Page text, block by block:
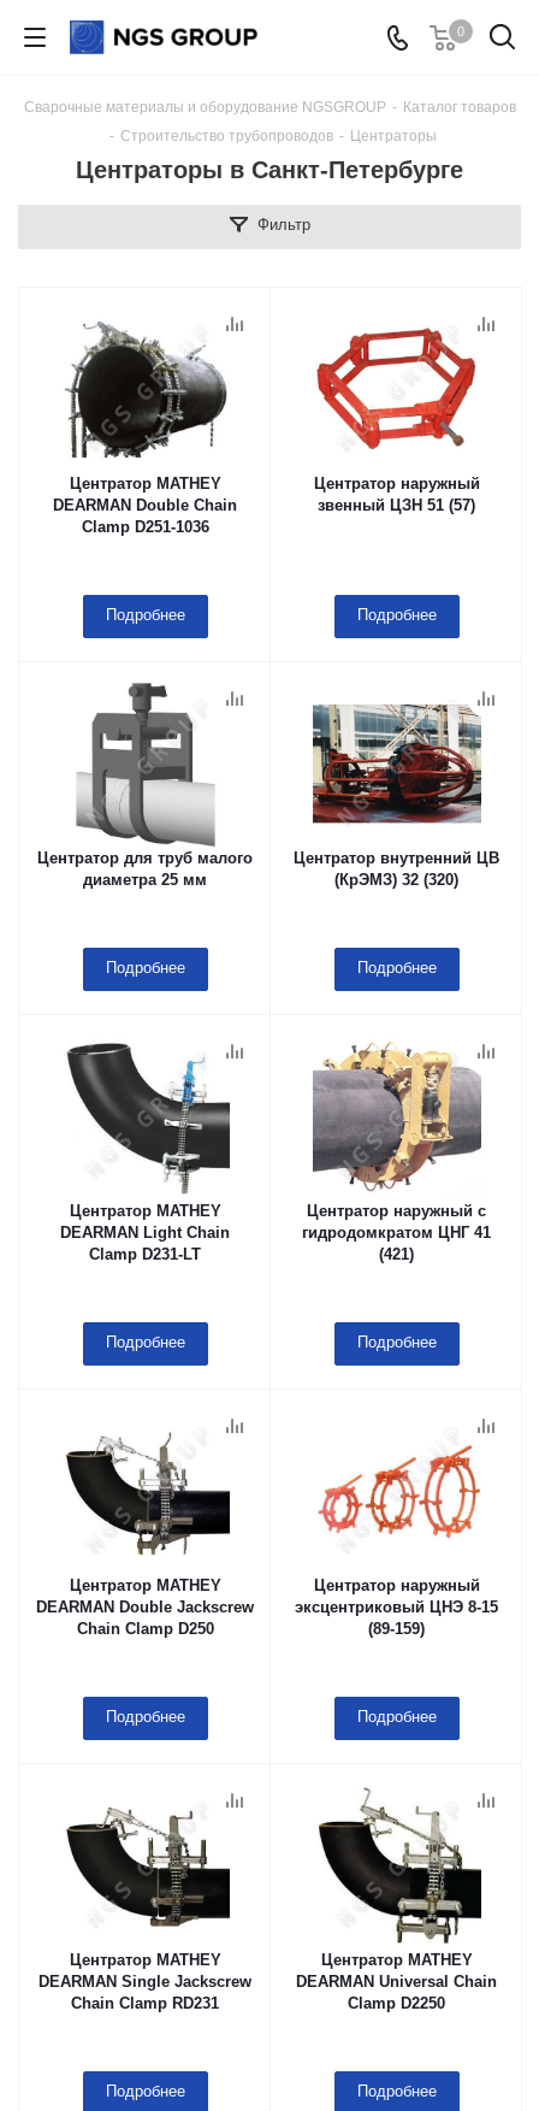
0
Сварочные материалы и оборудование NGSGROUP - Каталог товаров
- Строительство трубопроводов - Центраторы
Центраторы в Санкт-Петербурге
Фильтр
Центратор MATHEY
DEARMAN Double Chain
Clamp D251-1036
Подробнее
Центратор наружный
звенный ЦЗН 51 (57)
Подробнее
Центратор для труб малого
диаметра 25 мм
Подробнее
Центратор внутренний ЦВ
(КрЭМЗ) 32 (320)
Подробнее
Центратор MATHEY
DEARMAN Light Chain
Clamp D231-LT
Подробнее
Центратор наружный с
гидродомкратом ЦНГ 41
(421)
Подробнее
Центратор MATHEY
DEARMAN Double Jackscrew
Chain Clamp D250
Подробнее
Центратор наружный
эксцентриковый ЦНЭ 8-15
(89-159)
Подробнее
Центратор MATHEY
DEARMAN Single Jackscrew
Chain Clamp RD231
Подробнее
Центратор MATHEY
DEARMAN Universal Chain
Clamp D2250
Подробнее